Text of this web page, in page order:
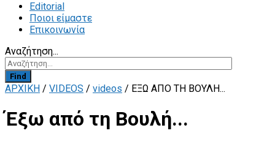
Editorial
Ποιοι είμαστε
Επικοινωνία
Αναζήτηση...
Find
ΑΡΧΙΚΗ / VIDEOS / videos / ΈΞΩ ΑΠΌ ΤΗ ΒΟΥΛΉ...
Έξω από τη Βουλή...